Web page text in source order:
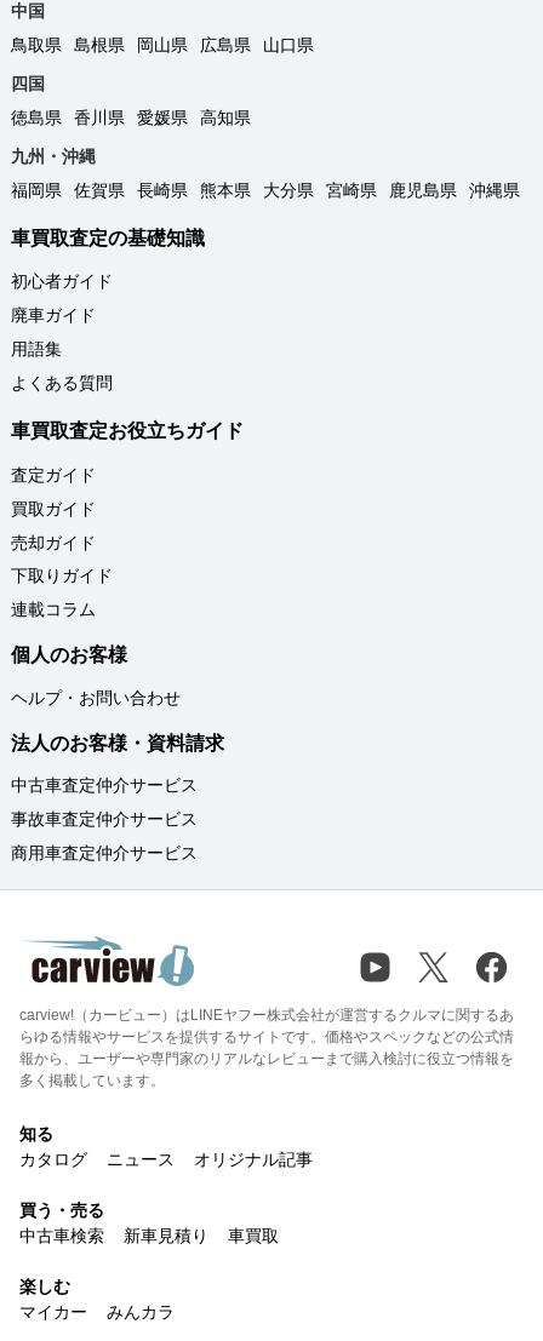
中国
鳥取県
島根県 岡山県 広島県
山口県
四国
徳島県
香川県 愛媛県
高知県
九州・沖縄
福岡県
佐賀県 長崎県 熊本県 大分県 宮崎県 鹿児島県 沖縄県
車買取査定の基礎知識
初心者ガイド
廃車ガイド
用語集
よくある質問
車買取査定お役立ちガイド
査定ガイド
買取ガイド
売却ガイド
下取りガイド
連載コラム
個人のお客様
ヘルプ・お問い合わせ
法人のお客様・資料請求
中古車査定仲介サービス
事故車査定仲介サービス
商用車査定仲介サービス
carview!（カービュー）はLINEヤフー株式会社が運営するクルマに関するあ
らゆる情報やサービスを提供するサイトです。価格やスペックなどの公式情
報から、ユーザーや専門家のリアルなレビューまで購入検討に役立つ情報を
多く掲載しています。
知る
カタログ
ニュース オリジナル記事
買う・売る
中古車検索
新車見積り 車買取
楽しむ
マイカー
みんカラ